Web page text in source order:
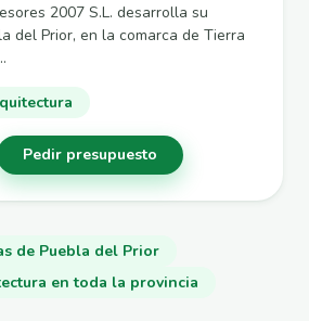
2007 S.L. desarrolla su
del Prior, en la comarca de Tierra
Pedir presupuesto
de Puebla del Prior
en toda la provincia